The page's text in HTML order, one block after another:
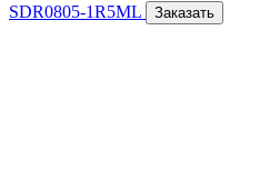
SDR0805-1R5ML
Заказать